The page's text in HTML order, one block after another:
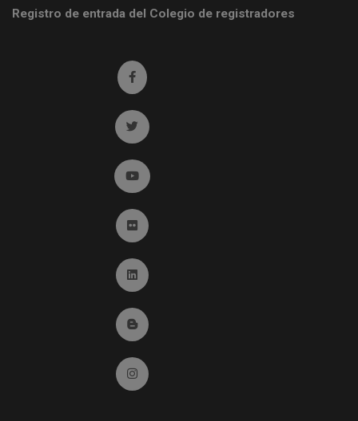
Registro de entrada del Colegio de registradores
Ir a facebook (abre en ventana nueva)
Ir a twitter (abre en ventana nueva)
Ir a YouTube (abre en ventana nueva)
Ir a Flickr (abre en ventana nueva)
Ir a Linkedin (abre en ventana nueva)
Ir al Blog (abre en ventana nueva)
Ir a Instagram (abre en ventana nueva)